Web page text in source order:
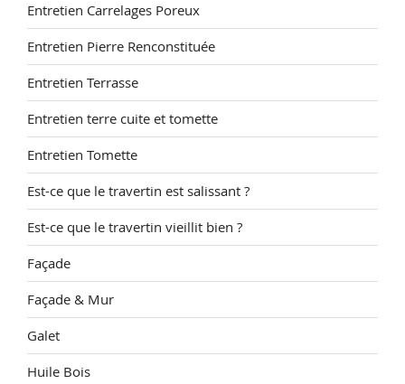
Entretien Carrelages Poreux
Entretien Pierre Renconstituée
Entretien Terrasse
Entretien terre cuite et tomette
Entretien Tomette
Est-ce que le travertin est salissant ?
Est-ce que le travertin vieillit bien ?
Façade
Façade & Mur
Galet
Huile Bois